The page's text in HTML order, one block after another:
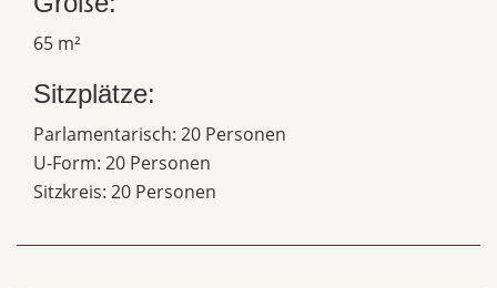
65 m²
Sitzplätze:
Parlamentarisch: 20 Personen
U-Form: 20 Personen
Sitzkreis: 20 Personen